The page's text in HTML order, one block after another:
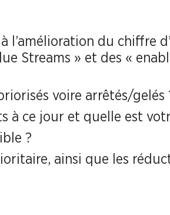
du chiffre
Streams » et des «
voire arrêtés/gelés
à ce jour et quelle est
?
ainsi que les